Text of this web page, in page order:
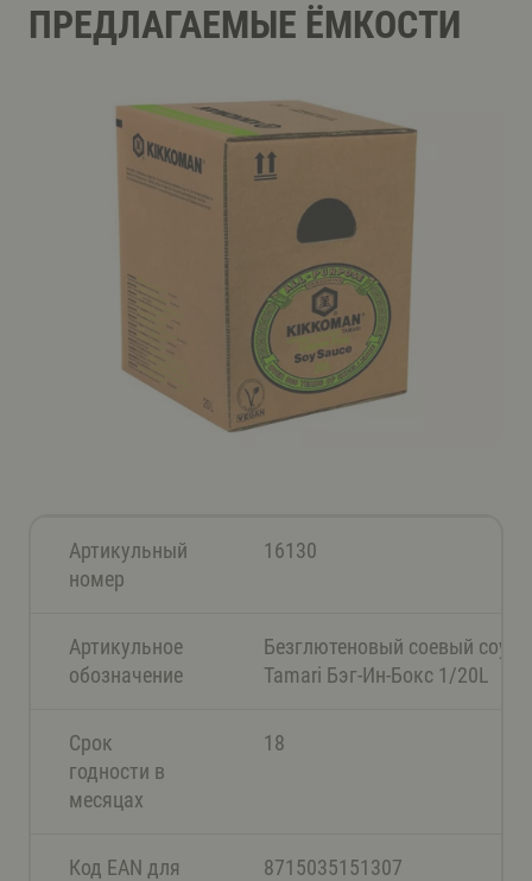
ПРЕДЛАГАЕМЫЕ ЁМКОСТИ
Артикульный
номер
16130
Артикульное
обозначение
Безглютеновый соевый соус
Tamari Бэг-Ин-Бокс 1/20L
Срок
годности в
месяцах
18
Код EAN для
8715035151307